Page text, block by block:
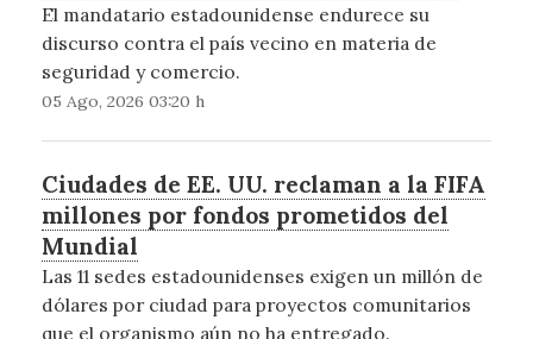
El mandatario estadounidense endurece su
discurso contra el país vecino en materia de
seguridad y comercio.
05 Ago, 2026 03:20 h
Ciudades de EE. UU. reclaman a la FIFA
millones por fondos prometidos del
Mundial
Las 11 sedes estadounidenses exigen un millón de
dólares por ciudad para proyectos comunitarios
que el organismo aún no ha entregado.